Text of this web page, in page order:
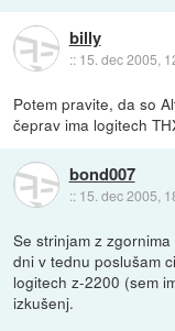
billy
:: 15. dec 2005,
Potem pravite, da so
čeprav ima logitech
bond007
:: 15. dec 2005,
Se strinjam z
dni v tednu poslušam
logitech z-2200 (sem
izkušenj.